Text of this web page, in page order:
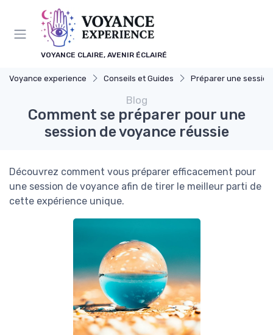
VOYANCE CLAIRE, AVENIR ÉCLAIRÉ
Voyance experience Conseils et Guides Préparer une session de
Blog
Comment se préparer pour une
session de voyance réussie
Découvrez comment vous préparer efficacement pour
une session de voyance afin de tirer le meilleur parti de
cette expérience unique.
Panneau de gestion des cookies